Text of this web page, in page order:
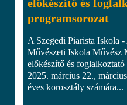
előkészítő és
programsorozat
A Szegedi Piarista Iskola
Művészeti Iskola Művész
előkészítő és
2025. március 22.,
éves korosztály számára...